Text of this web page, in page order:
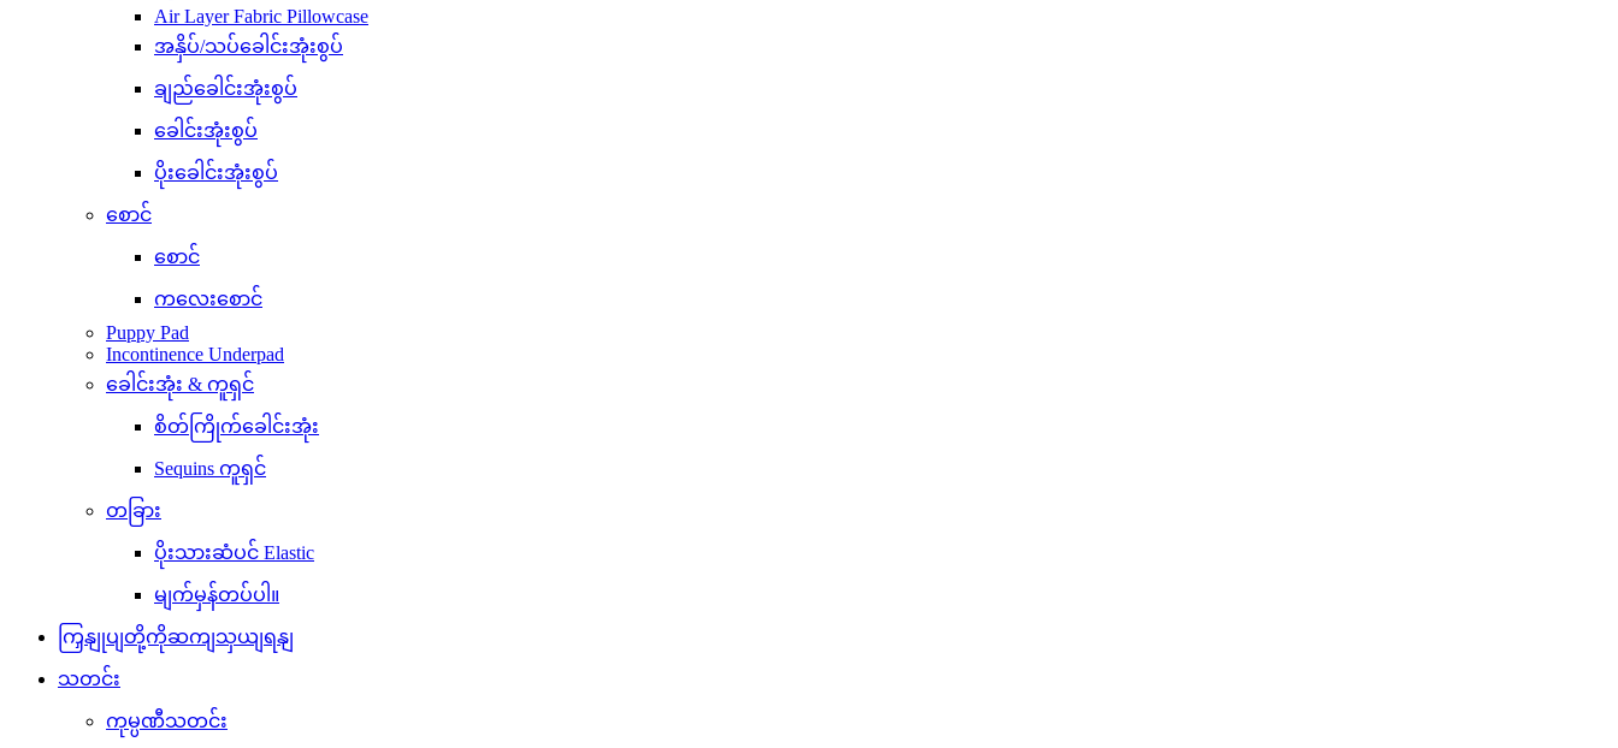
Air Layer Fabric Pillowcase
အနှိပ်/သပ်ခေါင်းအုံးစွပ်
ချည်ခေါင်းအုံးစွပ်
ခေါင်းအုံးစွပ်
ပိုးခေါင်းအုံးစွပ်
စောင်
စောင်
ကလေးစောင်
Puppy Pad
Incontinence Underpad
ခေါင်းအုံး & ကူရှင်
စိတ်ကြိုက်ခေါင်းအုံး
Sequins ကူရှင်
တခြား
ပိုးသားဆံပင် Elastic
မျက်မှန်တပ်ပါ။
ကြှနျုပျတို့ကိုဆကျသှယျရနျ
သတင်း
ကုမ္ပဏီသတင်း